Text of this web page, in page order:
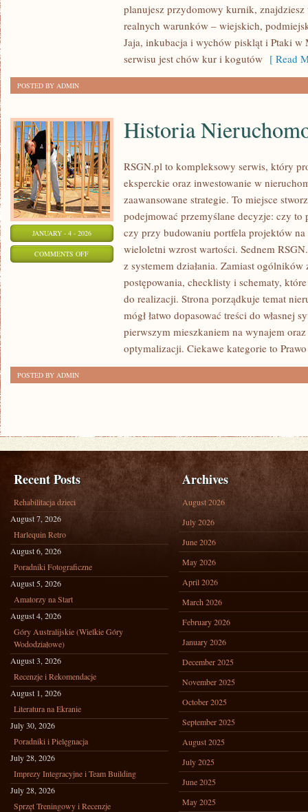
planujesz przydomowy kurnik,
realnych warunków – wiejskich,
Jaja, inkubacja i wychów piskląt i Ptaki
serwisu jest chów kur i kogutów [ Read
POSTED BY ADMIN
JANUARY - 4 - 2026
COMMENTS OFFON
NIERUCHOMOŚCI
Historia
RSGN.pl to kompleksowy serwis, który
eksperckie oraz inwestowanie w
zaawansowane strategie. To miejsce
podejmować przemyślane decyzje: czy
czy przy budowaniu portfela projektów
wieloletni wzrost wartości. Sednem
z systemem działania. Zamiast
postępowania, checklisty i schematy,
do realizacji. Strona porządkuje temat
mógł łatwo dopasować treści do własnej
pierwszym mieszkaniem na wynajem
optymalizacji. Ciekawe kategorie to Prawo
POSTED BY ADMIN
Recent Posts
Rehabilitacja dzieci
August 7, 2026
Harlequin Retro
August 6, 2026
Poradniki Fotograficzne
August 5, 2026
Amatorzy na Start
August 4, 2026
Góry Australijskie (Wielkie Góry
Wododziałowe)
August 3, 2026
Recenzje i Rekomendacje
August 1, 2026
Literatura na Ekranie
July 30, 2026
Poradniki i Pielęgnacja
July 28, 2026
Imprezy Integracyjne i Team Building
July 28, 2026
Sprzęt Treningowy i Recenzje
Archives
August 2026
July 2026
June 2026
May 2026
April 2026
March 2026
February 2026
January 2026
December 2025
November 2025
October 2025
September 2025
August 2025
July 2025
June 2025
May 2025